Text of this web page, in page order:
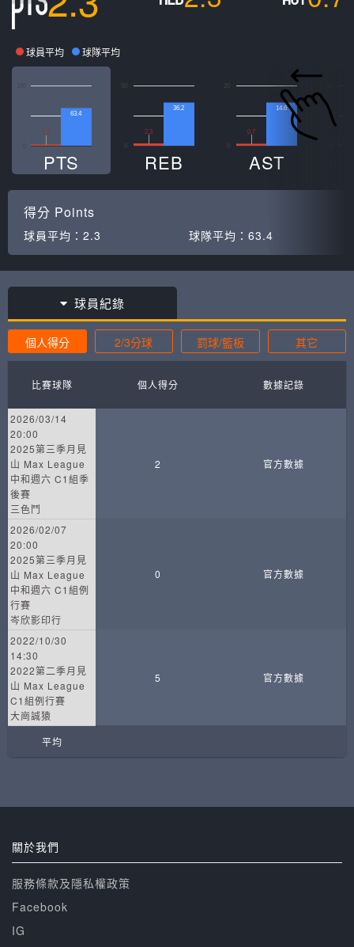
球員平均 球隊平均
2.3
63.4
PTS
50
2.3
36.2
REB
20
0.7
14.6
AST
得分 Points
球員平均： 2.3 球隊平均： 63.4
球員紀錄
個人得分 2/3分球 罰球/籃板 其它
比賽球隊 個人得分 數據記錄
2026/03/14
20:00
2025第三季月見
山 Max League
中和週六 C1組季
後賽
三色鬥
2 官方數據
2026/02/07
20:00
2025第三季月見
山 Max League
中和週六 C1組例
行賽
岑欣影印行
0 官方數據
2022/10/30
14:30
2022第二季月見
山 Max League
C1組例行賽
大崗誠猿
5 官方數據
平均
關於我們
服務條款及隱私權政策
Facebook
IG